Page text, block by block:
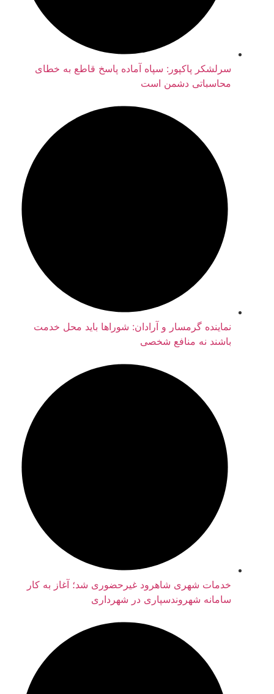
سرلشکر پاکپور: سپاه آماده پاسخ قاطع به خطای
محاسباتی دشمن است
نماینده گرمسار و آرادان: شوراها باید محل خدمت
باشند نه منافع شخصی
خدمات شهری شاهرود غیرحضوری شد؛ آغاز به کار
سامانه شهروندسپاری در شهرداری